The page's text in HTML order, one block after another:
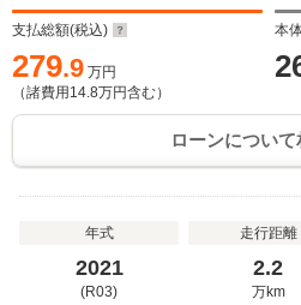
支払総額(税込)
279.9 万円
（諸費用 14.8万円含む）
本
ローンについて
年式
2021
(R03)
走行距離
2.2
万km